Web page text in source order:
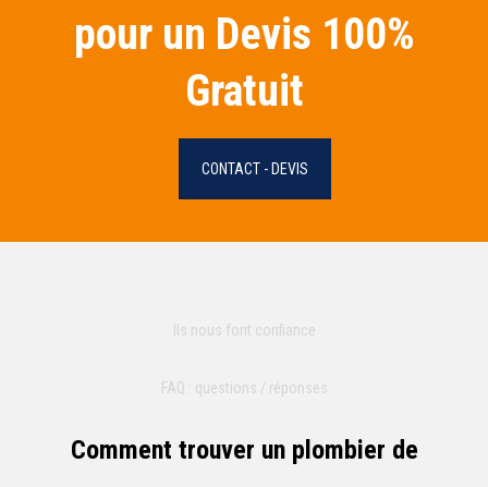
pour un Devis 100%
Gratuit
CONTACT - DEVIS
Ils nous font confiance
FAQ : questions / réponses
Comment trouver un plombier de